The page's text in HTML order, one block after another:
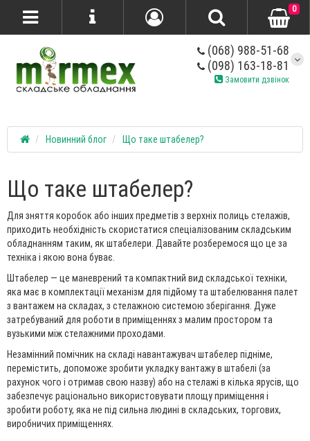
(068) 988-51-68
(098) 163-18-81
Замовити дзвінок
0
Новинний блог Що таке штабелер?
Що таке штабелер?
Для зняття коробок або інших предметів з верхніх полиць стелажів,
приходить необхідність скористатися спеціалізованим складським
обладнанням таким, як штабелери. Давайте розберемося що це за
техніка і якою вона буває.
Штабелер — це маневрений та компактний вид складської техніки,
яка має в комплектації механізм для підйому та штабелювання палет
з вантажем на складах, з стелажною системою зберігання. Дуже
затребуваний для роботи в приміщеннях з малим простором та
вузькими між стелажними проходами.
Незамінний помічник на складі навантажувач штабелер підніме,
перемістить, допоможе зробити укладку вантажу в штабелі (за
рахунок чого і отримав свою назву) або на стелажі в кілька ярусів, що
забезпечує раціонально використовувати площу приміщення і
зробити роботу, яка не під сильна людині в складських, торгових,
виробничих приміщеннях.